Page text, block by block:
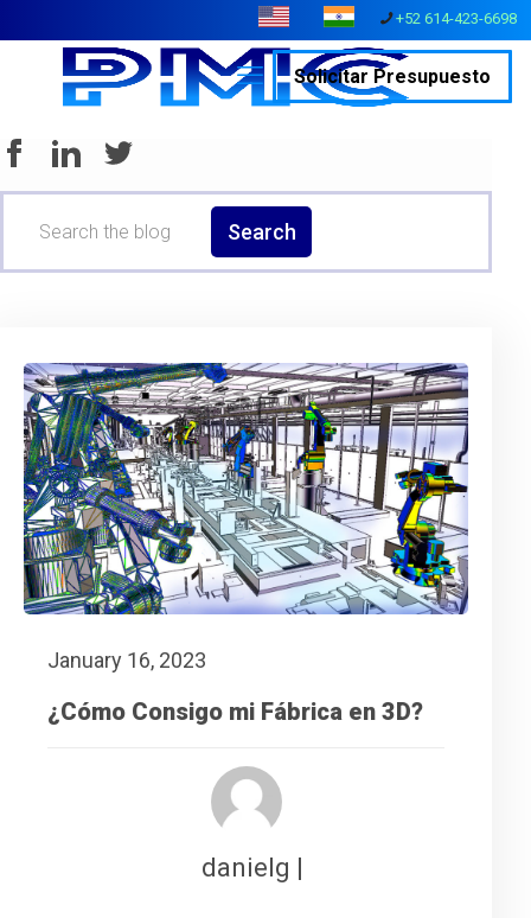
+52 614-423-6698
Solicitar Presupuesto
Search
January 16, 2023
¿Cómo Consigo mi Fábrica en 3D?
danielg |